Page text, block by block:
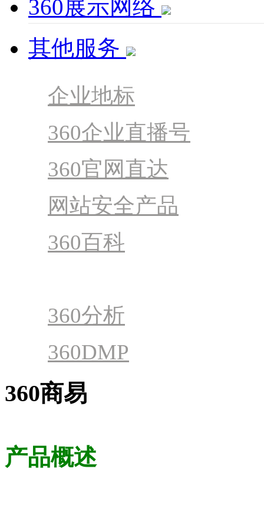
360展示网络
其他服务
企业地标
360企业直播号
360官网直达
网站安全产品
360百科
360分析
360DMP
360商易
产品概述